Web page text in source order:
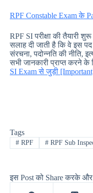
RPF Constable Exam के
RPF SI परीक्षा की तैयारी
सलाह दी जाती है कि वे इस
संरचना, पदोन्नति की नीति,
सभी जानकारी प्राप्त करने
SI Exam से जुड़ी
Tags
#RPF #RPF Sub
इस Post को Share करके और